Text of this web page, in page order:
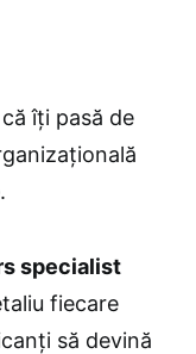
îți pasă de
specialist
fiecare
să devină